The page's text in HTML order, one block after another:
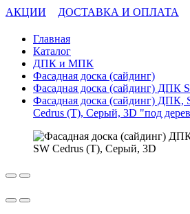
АКЦИИ ДОСТАВКА И ОПЛАТА
Главная
Каталог
ДПК и МПК
Фасадная доска (сайдинг)
Фасадная доска (сайдинг) ДПК
Фасадная доска (сайдинг) ДПК,
Cedrus (Т), Серый, 3D "под